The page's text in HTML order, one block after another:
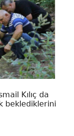
Kılıç da
beklediklerini